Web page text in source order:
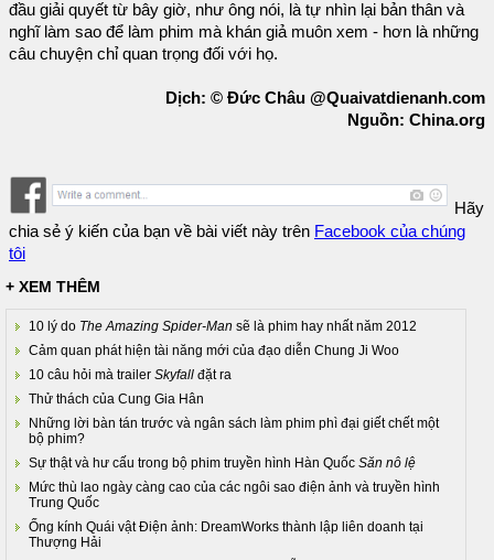
đầu giải quyết từ bây giờ, như ông nói, là tự nhìn lại bản thân và
nghĩ làm sao để làm phim mà khán giả muôn xem - hơn là những
câu chuyện chỉ quan trọng đối với họ.
Dịch: © Đức Châu @Quaivatdienanh.com
Nguồn: China.org
Hãy
chia sẻ ý kiến của bạn về bài viết này trên Facebook của chúng
tôi
+ XEM THÊM
10 lý do The Amazing Spider-Man sẽ là phim hay nhất năm 2012
Cảm quan phát hiện tài năng mới của đạo diễn Chung Ji Woo
10 câu hỏi mà trailer Skyfall đặt ra
Thử thách của Cung Gia Hân
Những lời bàn tán trước và ngân sách làm phim phì đại giết chết một
bộ phim?
Sự thật và hư cấu trong bộ phim truyền hình Hàn Quốc Săn nô lệ
Mức thù lao ngày càng cao của các ngôi sao điện ảnh và truyền hình
Trung Quốc
Ống kính Quái vật Điện ảnh: DreamWorks thành lập liên doanh tại
Thượng Hải